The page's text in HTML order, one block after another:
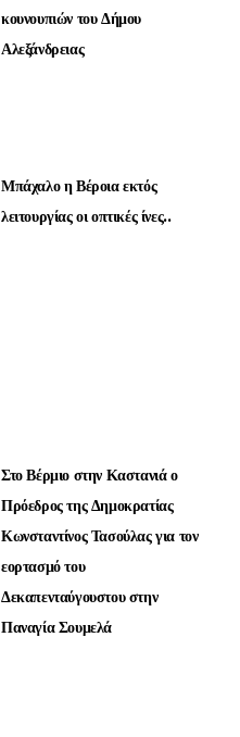
κουνουπιών του Δήμου
Αλεξάνδρειας
Μπάχαλο η Βέροια εκτός
λειτουργίας οι οπτικές ίνες..
Στο Βέρμιο στην Καστανιά ο
Πρόεδρος της Δημοκρατίας
Κωνσταντίνος Τασούλας για τον
εορτασμό του
Δεκαπενταύγουστου στην
Παναγία Σουμελά